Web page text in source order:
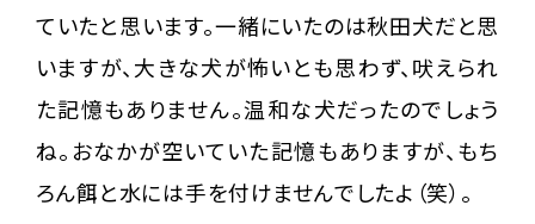
ていたと思います。一緒にいたのは秋田犬だと思
いますが、大きな犬が怖いとも思わず、吠えられ
た記憶もありません。温和な犬だったのでしょう
ね。おなかが空いていた記憶もありますが、もち
ろん餌と水には手を付けませんでしたよ（笑）。